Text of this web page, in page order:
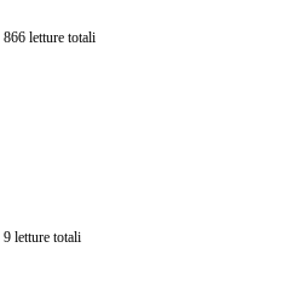
866 letture totali
9 letture totali